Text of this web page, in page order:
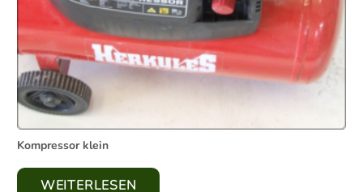
Kompressor klein
WEITERLESEN